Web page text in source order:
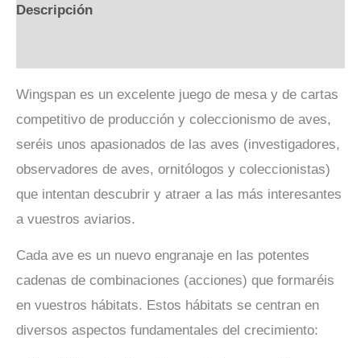
Descripción
Wingspan es un excelente juego de mesa y de cartas
competitivo de producción y coleccionismo de aves,
seréis unos apasionados de las aves (investigadores,
observadores de aves, ornitólogos y coleccionistas)
que intentan descubrir y atraer a las más interesantes
a vuestros aviarios.
Cada ave es un nuevo engranaje en las potentes
cadenas de combinaciones (acciones) que formaréis
en vuestros hábitats. Estos hábitats se centran en
diversos aspectos fundamentales del crecimiento: